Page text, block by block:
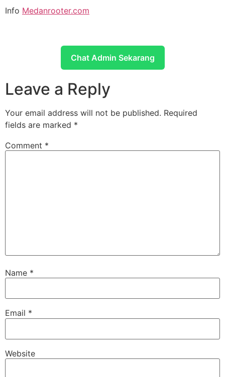
Info Medanrooter.com
Chat Admin Sekarang
Leave a Reply
Your email address will not be published. Required
fields are marked *
Comment *
Name *
Email *
Website